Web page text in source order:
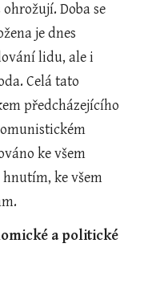
Doba se
je dnes
lidu, ale i
Celá tato
předcházejícího
ke všem
ke všem
a politické